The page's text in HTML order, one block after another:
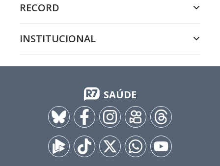
RECORD
INSTITUCIONAL
SAÚDE